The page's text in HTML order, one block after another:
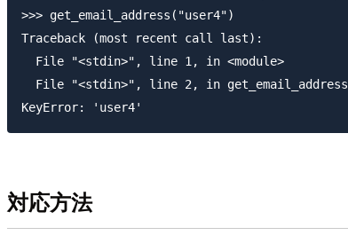
>>> get_email_address("user4")
Traceback (most recent call last):
  File "<stdin>", line 1, in <module>
  File "<stdin>", line 2, in get_email_address
対応方法